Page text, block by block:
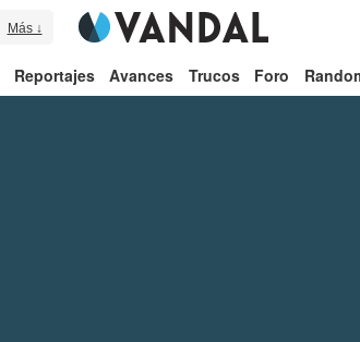
Más ↓
Reportajes Avances Trucos Foro